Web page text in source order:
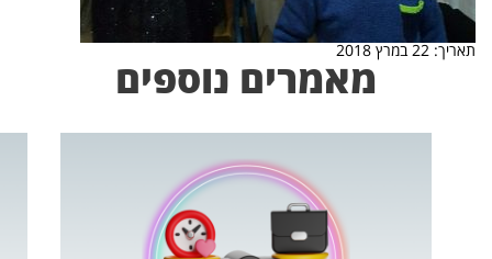
תאריך: 22 במרץ 2018
מאמרים נוספים